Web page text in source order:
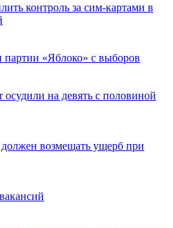
контроль за сим-картами в
«Яблоко» с выборов
осудили на девять с половиной
возмещать ущерб при